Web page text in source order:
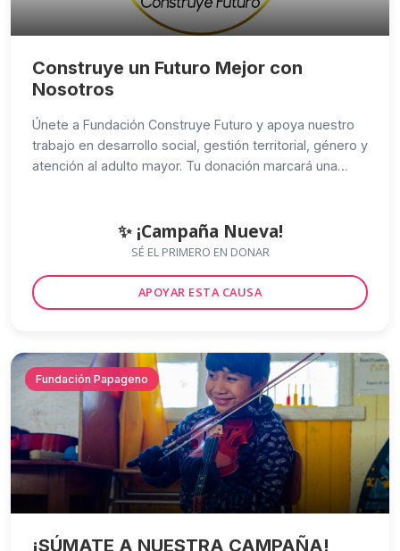
Construye un Futuro Mejor con
Nosotros
Únete a Fundación Construye Futuro y apoya nuestro
trabajo en desarrollo social, gestión territorial, género y
atención al adulto mayor. Tu donación marcará una
✨ ¡Campaña Nueva!
SÉ EL PRIMERO EN DONAR
APOYAR ESTA CAUSA
Fundación Papageno
¡SÚMATE A NUESTRA CAMPAÑA!